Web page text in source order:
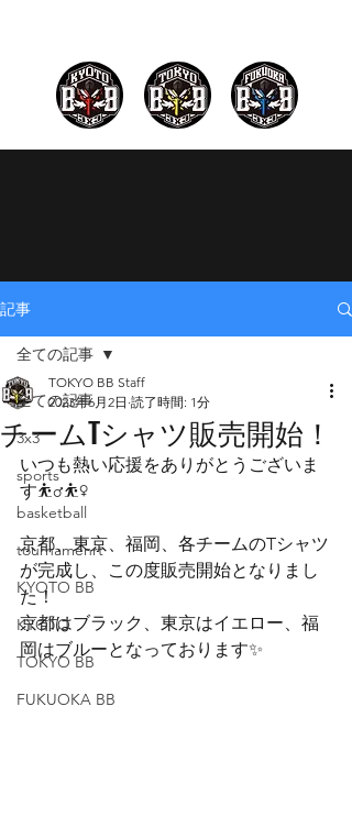
記事
全ての記事
3x3
sports
basketball
tournamenrt
KYOTO BB
KYOTO
TOKYO BB
FUKUOKA BB
全ての記事
チームTシャツ販売開始！
TOKYO BB Staff
2023年6月2日 読了時間: 1分
いつも熱い応援をありがとうございま
す⛹️‍♂️⛹️‍♀️
京都、東京、福岡、各チームのTシャツ
が完成し、この度販売開始となりまし
た！
京都はブラック、東京はイエロー、福
岡はブルーとなっております✨